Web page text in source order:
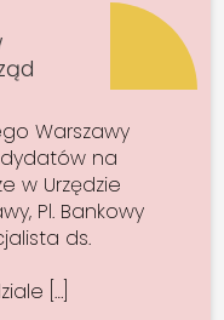
Warszawy
na
w Urzędzie
Pl. Bankowy
ds.
[…]